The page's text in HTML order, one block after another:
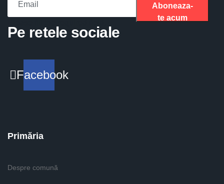
Aboneaza-
te acum
Pe retele sociale
Facebook
Primăria
Despre comună